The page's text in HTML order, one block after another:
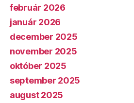
február 2026
január 2026
december 2025
november 2025
október 2025
september 2025
august 2025